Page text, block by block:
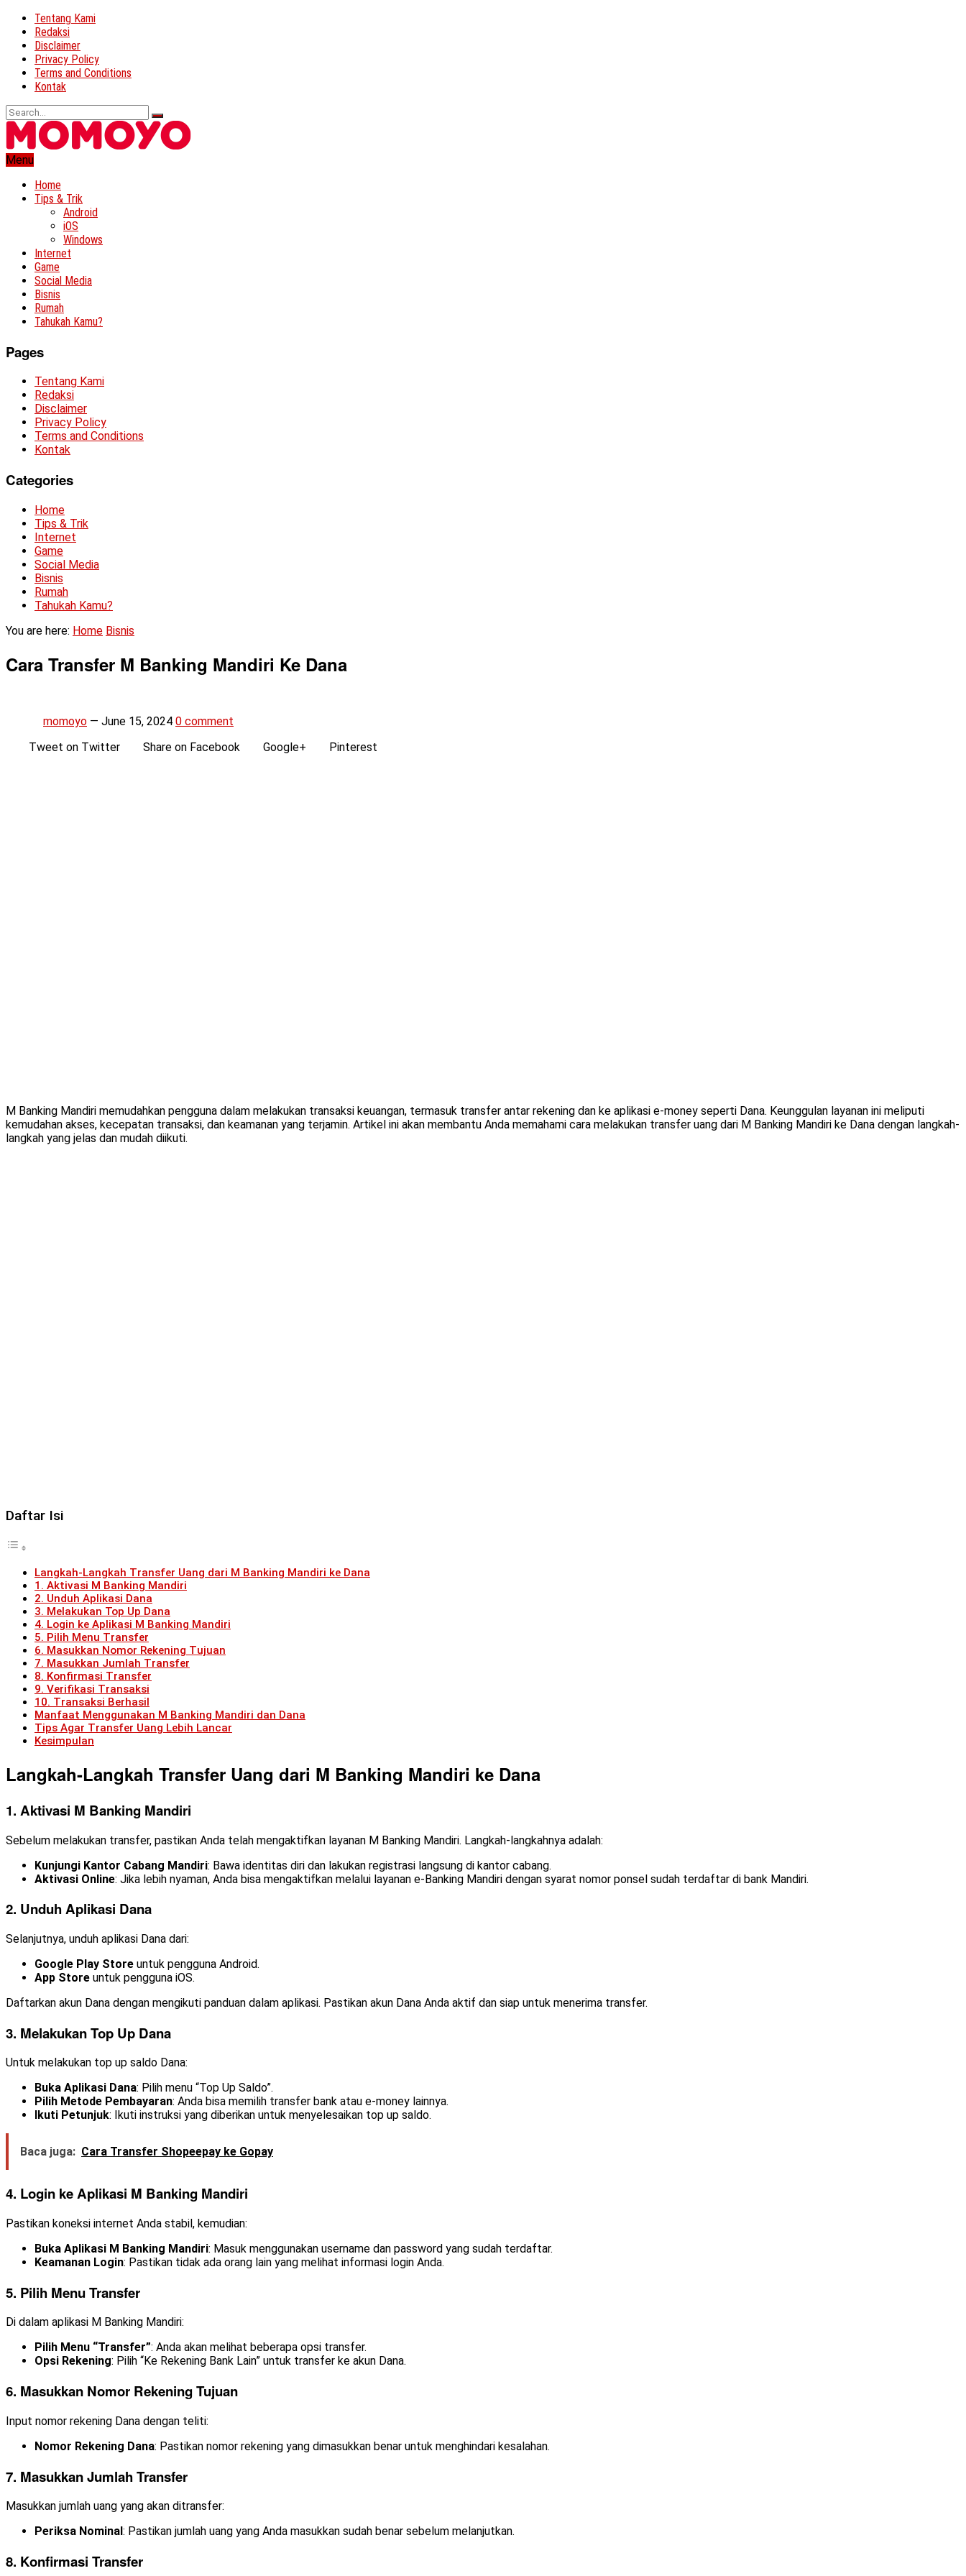
Tentang Kami
Redaksi
Disclaimer
Privacy Policy
Terms and Conditions
Kontak
Menu
Home
Tips & Trik
Android
iOS
Windows
Internet
Game
Social Media
Bisnis
Rumah
Tahukah Kamu?
Pages
Tentang Kami
Redaksi
Disclaimer
Privacy Policy
Terms and Conditions
Kontak
Categories
Home
Tips & Trik
Internet
Game
Social Media
Bisnis
Rumah
Tahukah Kamu?
You are here: Home Bisnis
Cara Transfer M Banking Mandiri Ke Dana
momoyo — June 15, 2024 0 comment
Tweet on Twitter
Share on Facebook Google+ Pinterest
M Banking Mandiri memudahkan pengguna dalam melakukan transaksi keuangan, termasuk transfer antar rekening dan ke aplikasi e-money seperti Dana. Keunggulan layanan ini meliputi
kemudahan akses, kecepatan transaksi, dan keamanan yang terjamin. Artikel ini akan membantu Anda memahami cara melakukan transfer uang dari M Banking Mandiri ke Dana dengan langkah-
langkah yang jelas dan mudah diikuti.
Daftar Isi
Langkah-Langkah Transfer Uang dari M Banking Mandiri ke Dana
1. Aktivasi M Banking Mandiri
2. Unduh Aplikasi Dana
3. Melakukan Top Up Dana
4. Login ke Aplikasi M Banking Mandiri
5. Pilih Menu Transfer
6. Masukkan Nomor Rekening Tujuan
7. Masukkan Jumlah Transfer
8. Konfirmasi Transfer
9. Verifikasi Transaksi
10. Transaksi Berhasil
Manfaat Menggunakan M Banking Mandiri dan Dana
Tips Agar Transfer Uang Lebih Lancar
Kesimpulan
Langkah-Langkah Transfer Uang dari M Banking Mandiri ke Dana
1. Aktivasi M Banking Mandiri
Sebelum melakukan transfer, pastikan Anda telah mengaktifkan layanan M Banking Mandiri. Langkah-langkahnya adalah:
Kunjungi Kantor Cabang Mandiri: Bawa identitas diri dan lakukan registrasi langsung di kantor cabang.
Aktivasi Online: Jika lebih nyaman, Anda bisa mengaktifkan melalui layanan e-Banking Mandiri dengan syarat nomor ponsel sudah terdaftar di bank Mandiri.
2. Unduh Aplikasi Dana
Selanjutnya, unduh aplikasi Dana dari:
Google Play Store untuk pengguna Android.
App Store untuk pengguna iOS.
Daftarkan akun Dana dengan mengikuti panduan dalam aplikasi. Pastikan akun Dana Anda aktif dan siap untuk menerima transfer.
3. Melakukan Top Up Dana
Untuk melakukan top up saldo Dana:
Buka Aplikasi Dana: Pilih menu “Top Up Saldo”.
Pilih Metode Pembayaran: Anda bisa memilih transfer bank atau e-money lainnya.
Ikuti Petunjuk: Ikuti instruksi yang diberikan untuk menyelesaikan top up saldo.
Baca juga: Cara Transfer Shopeepay ke Gopay
4. Login ke Aplikasi M Banking Mandiri
Pastikan koneksi internet Anda stabil, kemudian:
Buka Aplikasi M Banking Mandiri: Masuk menggunakan username dan password yang sudah terdaftar.
Keamanan Login: Pastikan tidak ada orang lain yang melihat informasi login Anda.
5. Pilih Menu Transfer
Di dalam aplikasi M Banking Mandiri:
Pilih Menu “Transfer”: Anda akan melihat beberapa opsi transfer.
Opsi Rekening: Pilih “Ke Rekening Bank Lain” untuk transfer ke akun Dana.
6. Masukkan Nomor Rekening Tujuan
Input nomor rekening Dana dengan teliti:
Nomor Rekening Dana: Pastikan nomor rekening yang dimasukkan benar untuk menghindari kesalahan.
7. Masukkan Jumlah Transfer
Masukkan jumlah uang yang akan ditransfer:
Periksa Nominal : Pastikan jumlah uang yang Anda masukkan sudah benar sebelum melanjutkan.
8. Konfirmasi Transfer